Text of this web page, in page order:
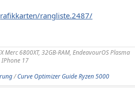
rangliste.2487/
Merc 6800XT, 32GB-RAM, EndeavourOS Plasma
IPhone 17
/Curve Optimizer Guide Ryzen 5000